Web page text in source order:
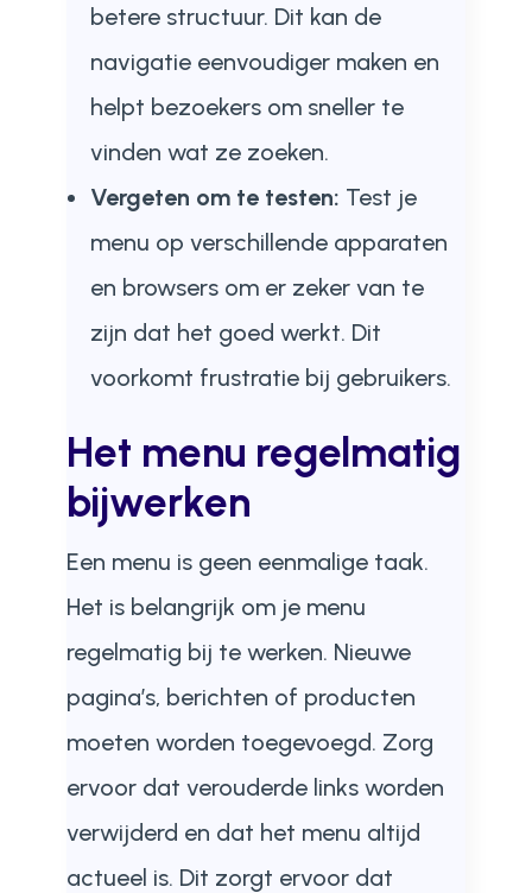
betere structuur. Dit kan de
navigatie eenvoudiger maken en
helpt bezoekers om sneller te
vinden wat ze zoeken.
Vergeten om te testen: Test je
menu op verschillende apparaten
en browsers om er zeker van te
zijn dat het goed werkt. Dit
voorkomt frustratie bij gebruikers.
Het menu regelmatig
bijwerken
Een menu is geen eenmalige taak.
Het is belangrijk om je menu
regelmatig bij te werken. Nieuwe
pagina’s, berichten of producten
moeten worden toegevoegd. Zorg
ervoor dat verouderde links worden
verwijderd en dat het menu altijd
actueel is. Dit zorgt ervoor dat